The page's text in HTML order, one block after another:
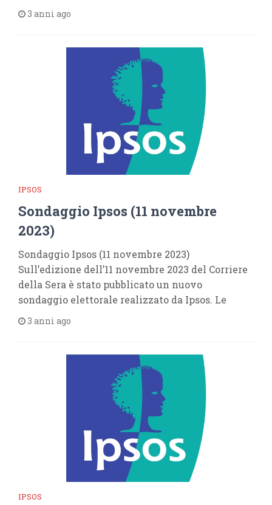
3 anni ago
IPSOS
Sondaggio Ipsos (11 novembre
2023)
Sondaggio Ipsos (11 novembre 2023)
Sull’edizione dell’11 novembre 2023 del Corriere
della Sera è stato pubblicato un nuovo
sondaggio elettorale realizzato da Ipsos. Le
3 anni ago
IPSOS